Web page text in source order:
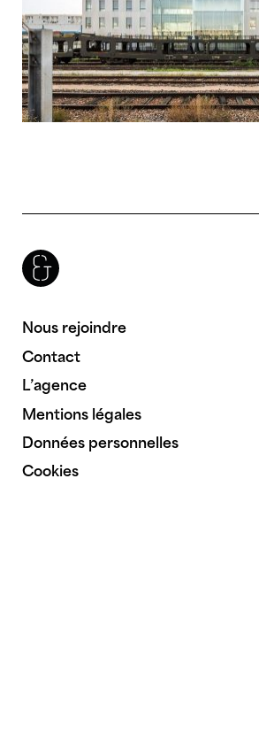
Nous rejoindre
Contact
L’agence
Mentions légales
Données personnelles
Cookies